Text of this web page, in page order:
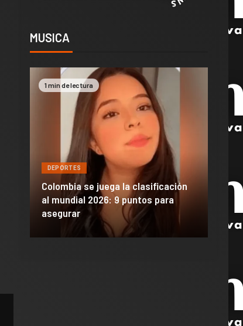
MUSICA
1 min de lectura
DEPORTES
Colombia se juega la clasificación
al mundial 2026: 9 puntos para
asegurar
2
de